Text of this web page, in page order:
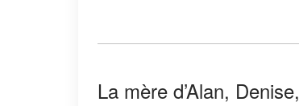
La mère d’Alan,